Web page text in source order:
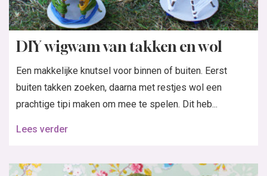
DIY wigwam van takken en wol
Een makkelijke knutsel voor binnen of buiten. Eerst
buiten takken zoeken, daarna met restjes wol een
prachtige tipi maken om mee te spelen. Dit heb...
Lees verder